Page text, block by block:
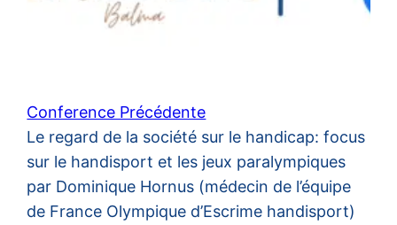
Conference Précédente
Le regard de la société sur le handicap: focus
sur le handisport et les jeux paralympiques
par Dominique Hornus (médecin de l’équipe
de France Olympique d’Escrime handisport)